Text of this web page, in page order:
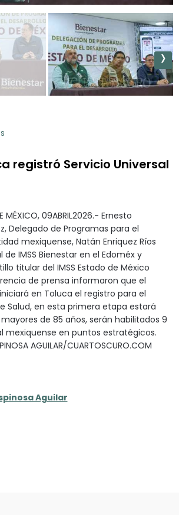
›
registró Servicio Universal
MÉXICO, 09ABRIL2026.- Ernesto
Delegado de Programas para el
mexiquense, Natán Enriquez Ríos
IMSS Bienestar en el Edoméx y
titular del IMSS Estado de México
de prensa informaron que el
en Toluca el registro para el
Salud, en esta primera etapa estará
de 85 años, serán habilitados 9
mexiquense en puntos estratégicos.
AGUILAR/CUARTOSCURO.COM
Aguilar